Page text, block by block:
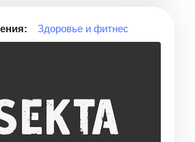
Здоровье и фитнес